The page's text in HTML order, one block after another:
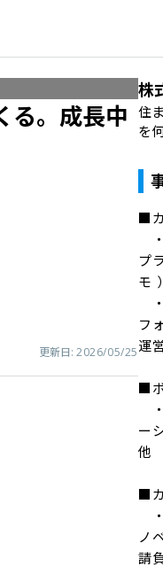
る。成長中
更新日: 2026/05/25
株
住
を
■
プ
モ
フ
運
■
ー
他
■
ノ
請負